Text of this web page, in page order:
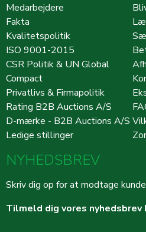
Medarbejdere
Fakta
Kvalitetspolitik
ISO 9001-2015
CSR Politik & UN Global
Compact
Privatlivs & Firmapolitik
Rating B2B Auctions A/S
D-mærke - B2B Auctions A/S
Ledige stillinger
NYHEDSBREV
Skriv dig op for at modtage
Tilmeld dig vores nyhedsbrev